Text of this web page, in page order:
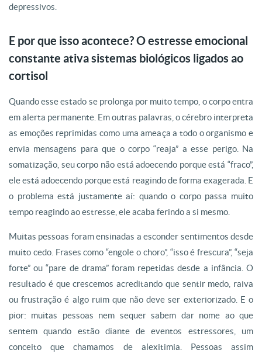
depressivos.
E por que isso acontece? O estresse emocional
constante ativa sistemas biológicos ligados ao
cortisol
Quando esse estado se prolonga por muito tempo, o corpo entra
em alerta permanente. Em outras palavras, o cérebro interpreta
as emoções reprimidas como uma ameaça a todo o organismo e
envia mensagens para que o corpo “reaja” a esse perigo. Na
somatização, seu corpo não está adoecendo porque está “fraco”,
ele está adoecendo porque está reagindo de forma exagerada. E
o problema está justamente aí: quando o corpo passa muito
tempo reagindo ao estresse, ele acaba ferindo a si mesmo.
Muitas pessoas foram ensinadas a esconder sentimentos desde
muito cedo. Frases como “engole o choro”, “isso é frescura”, “seja
forte” ou “pare de drama” foram repetidas desde a infância. O
resultado é que crescemos acreditando que sentir medo, raiva
ou frustração é algo ruim que não deve ser exteriorizado. E o
pior: muitas pessoas nem sequer sabem dar nome ao que
sentem quando estão diante de eventos estressores, um
conceito que chamamos de alexitimia. Pessoas assim